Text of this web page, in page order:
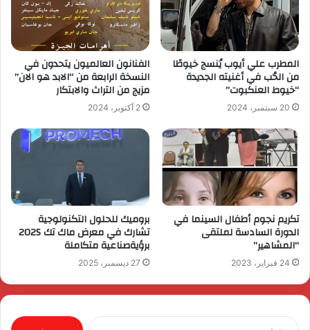
المطرب علي أيوب يُنسج خيوطًا
من الحُب في أغنيته الجديدة
“خيوط العنكبوت”
20 سبتمبر، 2024
الفنانون العالميون يتحدون في
النسخة الرابعة من “الابد هو الان”
مزيج من التراث والابتكار
2 أكتوبر، 2024
تكريم نجوم أطفال السينما في
الدورة السادسة لملتقى
“المشاهير”
24 فبراير، 2023
بروميك للحلول التكنولوجية
تشارك في معرض ماك تك 2025
برؤيةصناعية متكاملة
27 ديسمبر، 2025
البحث